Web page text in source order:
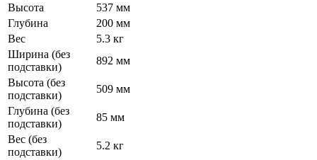
Высота
537 мм
Глубина
200 мм
Вес
5.3 кг
Ширина (без
подставки)
892 мм
Высота (без
подставки)
509 мм
Глубина (без
подставки)
85 мм
Вес (без
подставки)
5.2 кг